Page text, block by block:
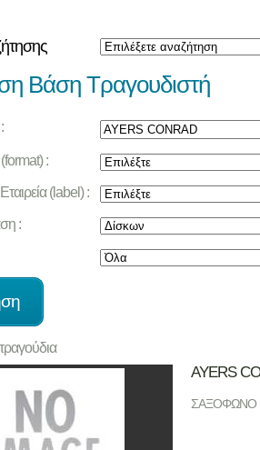
Βάση Τραγουδιστή
:
(label) :
:
AYERS
ΣΑΞΟΦΩΝΟ